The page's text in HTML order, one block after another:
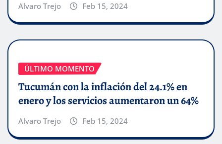
Alvaro Trejo Feb 15, 2024
ÚLTIMO MOMENTO
Tucumán con la inflación del 24.1% en
enero y los servicios aumentaron un 64%
Alvaro Trejo Feb 15, 2024